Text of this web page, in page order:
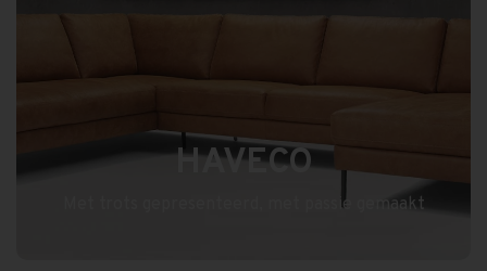
HAVECO
Met trots gepresenteerd, met passie gemaakt